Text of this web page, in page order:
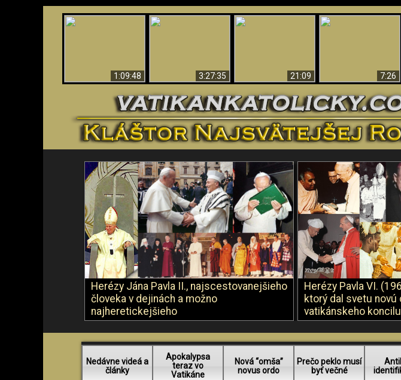
1:09:48 3:27:35
21:09
7:26
Herézy Jána Pavla II., najscestovanejšieho
človeka v dejinách a možno
najheretickejšieho
Herézy Pavla VI.
ktorý dal svetu novú
vatikánskeho koncilu
Nedávne videá a
články
Apokalypsa
teraz vo
Vatikáne
Nová “omša”
novus ordo
Prečo peklo musí
byť večné